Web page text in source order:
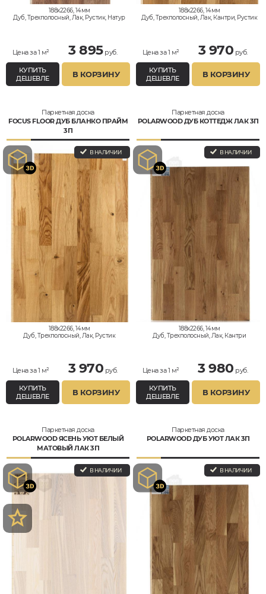
188x2266, 14мм
Дуб, Трехполосный, Лак, Рустик, Натур
Цена за 1 м² 3 895руб.
КУПИТЬ
ДЕШЕВЛЕ
В КОРЗИНУ
188x2266, 14мм
Дуб, Трехполосный, Лак, Кантри, Рустик
Цена за 1 м² 3 970 руб.
КУПИТЬ
ДЕШЕВЛЕ
В КОРЗИНУ
Паркетная доска
FOCUS FLOOR ДУБ БЛАНКО ПРАЙМ
3П
В НАЛИЧИИ
188x2266, 14мм
Дуб, Трехполосный, Лак, Рустик
Цена за 1 м² 3 970 руб.
КУПИТЬ
ДЕШЕВЛЕ
В КОРЗИНУ
Паркетная доска
POLARWOOD ДУБ КОТТЕДЖ ЛАК 3П
В НАЛИЧИИ
188x2266, 14мм
Дуб, Трехполосный, Лак, Кантри
Цена за 1 м² 3 980 руб.
КУПИТЬ
ДЕШЕВЛЕ
В КОРЗИНУ
Паркетная доска
POLARWOOD ЯСЕНЬ УЮТ БЕЛЫЙ
МАТОВЫЙ ЛАК 3П
В НАЛИЧИИ
Паркетная доска
POLARWOOD ДУБ УЮТ ЛАК 3П
В НАЛИЧИИ